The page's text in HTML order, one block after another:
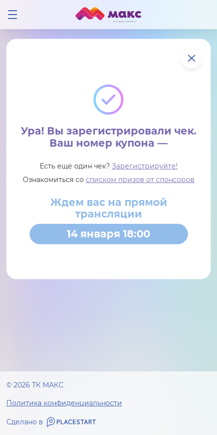
Ура! Вы зарегистрировали чек.
Ваш номер купона —
Есть ещё один чек? Зарегистрируйте!
Ознакомиться со списком призов от спонсоров
Ждем вас на прямой
трансляции
14 января 18:00
© 2026 ТК МАКС
Политика конфиденциальности
Сделано в